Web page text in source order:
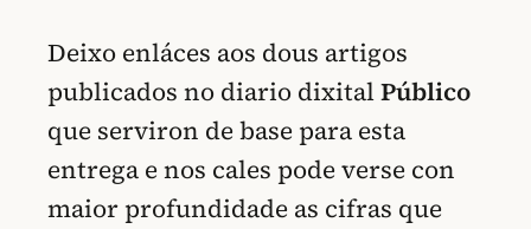
Deixo enláces aos dous artigos
publicados no diario dixitalPúblico
que serviron de base para esta
entrega e nos cales pode verse con
maior profundidade as cifras que